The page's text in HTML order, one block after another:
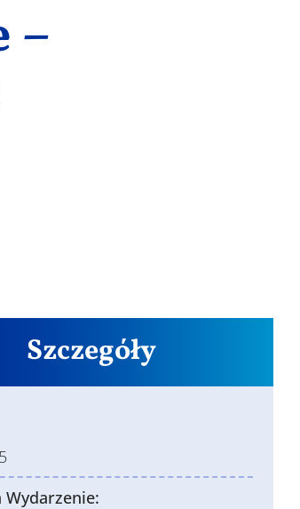
–
Szczegóły
Wydarzenie: